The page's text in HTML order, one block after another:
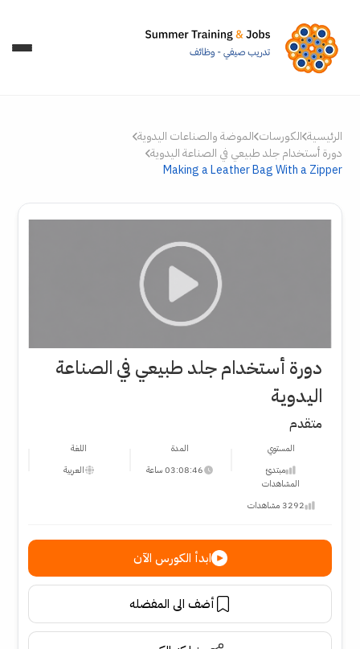
الرئيسية الكورسات الموضة والصناعات اليدوية
دورة أستخدام جلد طبيعي في الصناعة اليدوية
Making a Leather Bag With a Zipper
دورة أستخدام جلد طبيعي في الصناعة
اليدوية
متقدم
المستوي
مبتدئ
المدة
03:08:46 ساعة
اللغة
العربية
المشاهدات
3292 مشاهدات
ابدأ الكورس الآن
أضف الى المفضله